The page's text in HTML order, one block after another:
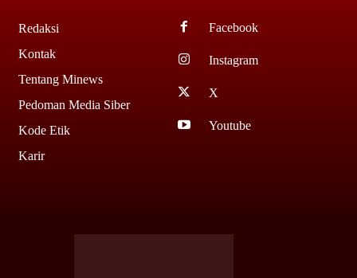
Redaksi
Kontak
Tentang Minews
Pedoman Media Siber
Kode Etik
Karir
Facebook
Instagram
X
Youtube